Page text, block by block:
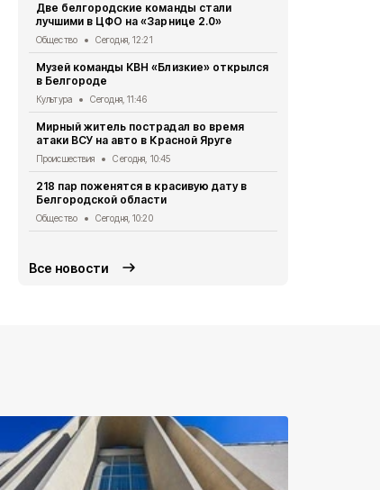
Две белгородские команды стали
лучшими в ЦФО на «Зарнице 2.0»
Общество Сегодня, 12:21
Музей команды КВН «Близкие» открылся
в Белгороде
Культура Сегодня, 11:46
Мирный житель пострадал во время
атаки ВСУ на авто в Красной Яруге
Происшествия Сегодня, 10:45
218 пар поженятся в красивую дату в
Белгородской области
Общество Сегодня, 10:20
Все новости